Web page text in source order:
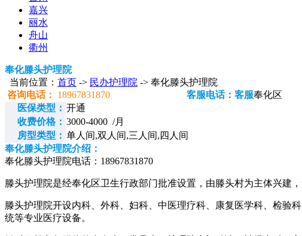
嘉兴
丽水
舟山
衢州
奉化滕头护理院
当前位置： 首页 -> 民办护理院 -> 奉化滕头护理院
咨询电话：
18967831870 客服电话：客服奉化区
医保类型： 开通
收费价格： 3000-4000 /月
房型类型： 单人间,双人间,三人间,四人间
奉化滕头护理院介绍：
奉化滕头护理院电话：18967831870
滕头护理院是经奉化区卫生行政部门批准设置，由滕头村为主体兴建
滕头护理院开设内科、外科、妇科、中医理疗科、康复医学科、检验
统等专业医疗设备。